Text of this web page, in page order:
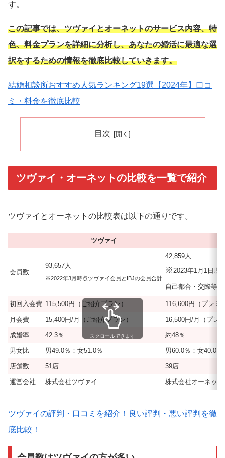
す。
この記事では、ツヴァイとオーネットのサービス内容、特
色、料金プランを詳細に分析し、あなたの婚活に最適な選
択をするための情報を徹底比較していきます。
結婚相談所おすすめ人気ランキング19選【2024年】口コ
ミ・料金を徹底比較
目次
ツヴァイ・オーネットの比較を一覧で紹介
ツヴァイとオーネットの比較表は以下の通りです。
ツヴァイ
会員数
93,657人
※2022年3月時点ツヴァイ会員とIBJの会員合計
42,859人
※2023年1月1日現
自己都合・交際等
初回入会費 115,500円（ご紹介プラン） 116,600円（プレミ
月会費 15,400円/月（ご紹介プラン） 16,500円/月（プレ
成婚率 42.3％ 約48％
男女比 男49.0％：女51.0％ 男60.0％：女40.0％
店舗数 51店 39店
運営会社 株式会社ツヴァイ 株式会社オーネット
スクロールできます
ツヴァイの評判・口コミを紹介！良い評判・悪い評判を徹
底比較！